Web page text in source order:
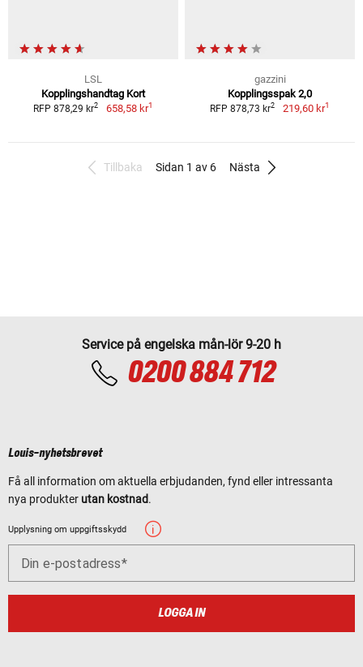
LSL
Kopplingshandtag Kort
RFP 878,29 kr2 658,58 kr1
gazzini
Kopplingsspak 2,0
RFP 878,73 kr2 219,60 kr1
Tillbaka Sidan 1 av 6 Nästa
Service på engelska mån-lör 9-20 h
0200 884 712
Louis-nyhetsbrevet
Få all information om aktuella erbjudanden, fynd eller intressanta
nya produkter utan kostnad.
Upplysning om uppgiftsskydd
Din e-postadress
LOGGA IN